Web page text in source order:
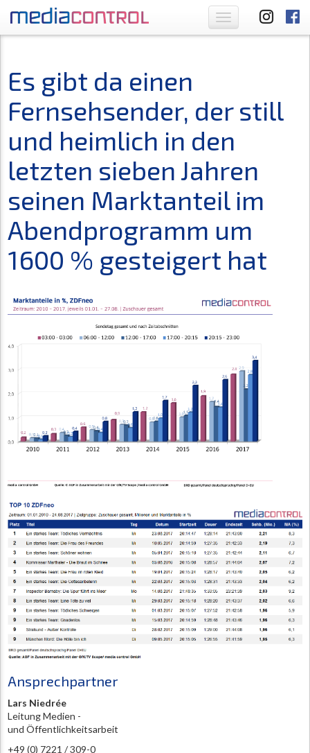
Toggle
navigation
Es gibt da einen
Fernsehsender, der still
und heimlich in den
letzten sieben Jahren
seinen Marktanteil im
Abendprogramm um
1600 % gesteigert hat
Ansprechpartner
Lars Niedrée
Leitung Medien -
und Öffentlichkeitsarbeit
+49 (0) 7221 / 309-0